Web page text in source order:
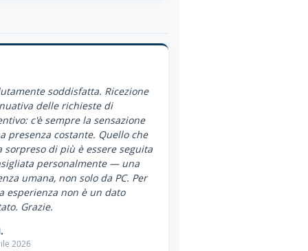
soddisfatta. Ricezione
delle richieste di
c'è sempre la sensazione
presenza costante. Quello che
sorpreso di più è essere seguita
personalmente — una
umana, non solo da PC. Per
esperienza non è un dato
Grazie.
2026